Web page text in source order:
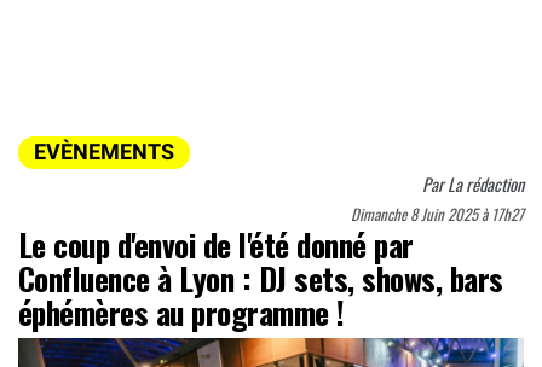
EVÈNEMENTS
ParLa rédaction
Dimanche 8 Juin 2025 à 17h27
Le coup d'envoi de l'été donné par
Confluence à Lyon : DJ sets, shows, bars
éphémères au programme !